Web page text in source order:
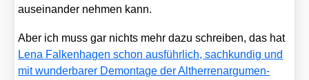
aus­ein­an­der neh­men kann.
Aber ich muss gar nichts mehr dazu schrei­ben, das hat
Lena Fal­ken­ha­gen schon aus­führ­lich, sach­kun­dig und
mit wun­der­ba­rer Demon­ta­ge der Alt­her­ren­ar­gu­men­